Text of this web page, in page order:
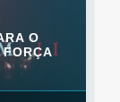
O
FORÇA